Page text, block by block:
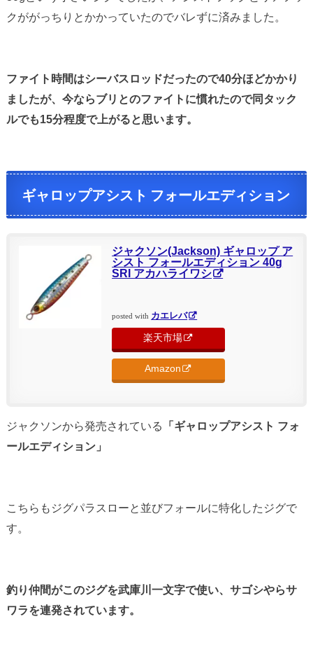
クががっちりとかかっていたのでバレずに済みました。
ファイト時間はシーバスロッドだったので40分ほどかかり
ましたが、今ならブリとのファイトに慣れたので同タック
ルでも15分程度で上がると思います。
ギャロップアシスト フォールエディション
ジャクソン(Jackson) ギャロップ ア
シスト フォールエディション 40g
SRI アカハライワシ
posted with カエレバ
楽天市場
Amazon
ジャクソンから発売されている
「ギャロップアシスト フォ
ールエディション」
こちらもジグパラスローと並びフォールに特化したジグで
す。
釣り仲間がこのジグを武庫川一文字で使い、サゴシやらサ
ワラを連発されています。